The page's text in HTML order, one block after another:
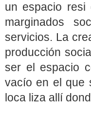
un espacio resi
marginados
servicios. La
producción
ser el espacio
vacío en el que
loca liza allí